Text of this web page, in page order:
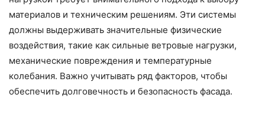
материалов и техническим решениям. Эти системы
должны выдерживать значительные физические
воздействия, такие как сильные ветровые нагрузки,
механические повреждения и температурные
колебания. Важно учитывать ряд факторов, чтобы
обеспечить долговечность и безопасность фасада.